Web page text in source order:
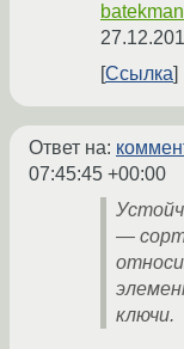
batekman
Ссылка
Ответ на:
07:45:45 +00:00
—
ключи.